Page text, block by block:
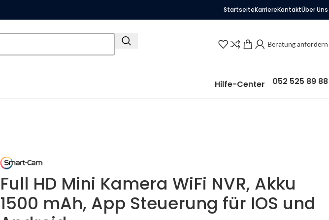
StartseiteKarriereKontaktÜber Uns
Beratung anfordern
Hilfe-Center 052 525 89 88
Full HD Mini Kamera WiFi NVR, Akku
1500 mAh, App Steuerung für IOS und